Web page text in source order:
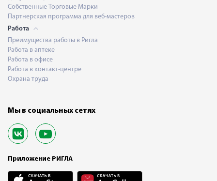
Собственные Торговые Марки
Партнерская программа для веб-мастеров
Работа
Преимущества работы в Ригла
Работа в аптеке
Работа в офисе
Работа в контакт-центре
Охрана труда
Мы в социальных сетях
Приложение РИГЛА